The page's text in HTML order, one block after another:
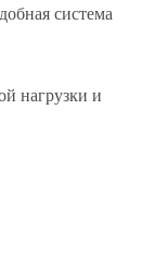
система
нагрузки и